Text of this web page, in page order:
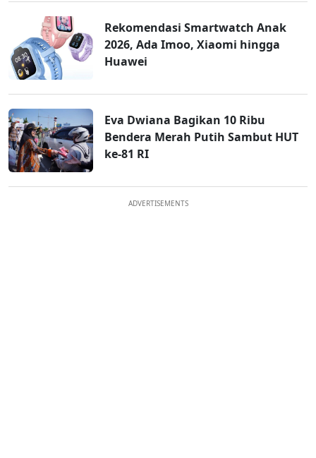
Rekomendasi Smartwatch Anak
2026, Ada Imoo, Xiaomi hingga
Huawei
Eva Dwiana Bagikan 10 Ribu
Bendera Merah Putih Sambut HUT
ke-81 RI
ADVERTISEMENTS